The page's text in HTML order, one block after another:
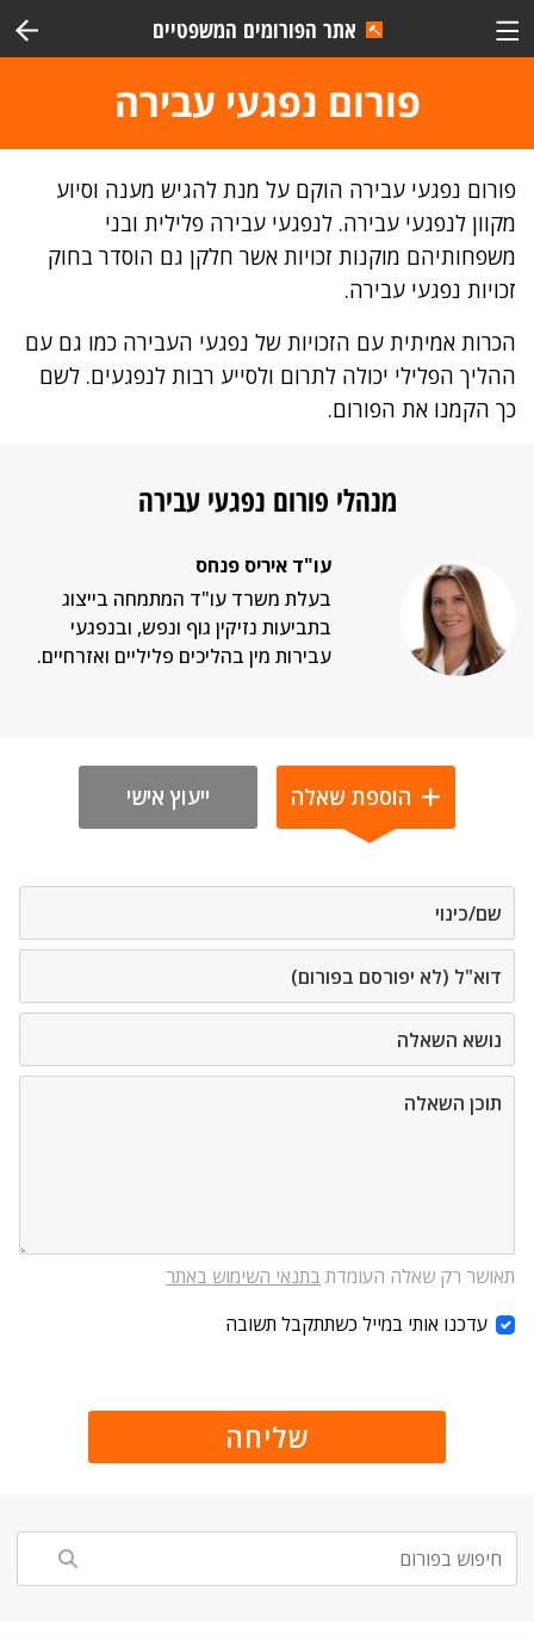
אתר הפורומים המשפטיים
פורום נפגעי עבירה
פורום נפגעי עבירה הוקם על מנת להגיש מענה וסיוע
מקוון לנפגעי עבירה. לנפגעי עבירה פלילית ובני
משפחותיהם מוקנות זכויות אשר חלקן גם הוסדר בחוק
זכויות נפגעי עבירה.
הכרות אמיתית עם הזכויות של נפגעי העבירה כמו גם עם
ההליך הפלילי יכולה לתרום ולסייע רבות לנפגעים. לשם
כך הקמנו את הפורום.
מנהלי פורום נפגעי עבירה
עו"ד איריס פנחס
בעלת משרד עו"ד המתמחה בייצוג
בתביעות נזיקין גוף ונפש, ובנפגעי
עבירות מין בהליכים פליליים ואזרחיים.
הוספת שאלה ייעוץ אישי
תאושר רק שאלה העומדת בתנאי השימוש באתר
עדכנו אותי במייל כשתתקבל תשובה
שליחה